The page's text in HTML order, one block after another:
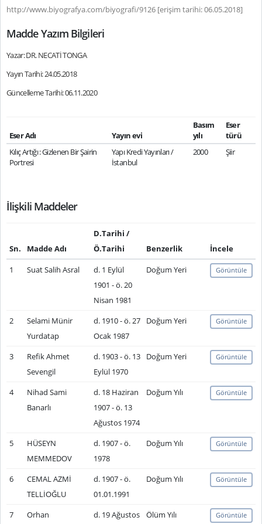
http://www.biyografya.com/biyografi/9126 [erişim tarihi: 06.05.2018]
Madde Yazım Bilgileri
Yazar: DR. NECATİ TONGA
Yayın Tarihi: 24.05.2018
Güncelleme Tarihi: 06.11.2020
Eser Adı Yayın evi
Basım
yılı
Eser
türü
Kılıç Artığı : Gizlenen Bir Şairin
Portresi
Yapı Kredi Yayınları /
İstanbul
2000 Şiir
İlişkili Maddeler
Sn. Madde Adı
D.Tarihi /
Ö.Tarihi
Benzerlik
İncele
1
Suat Salih Asral
d. 1 Eylül
1901 - ö. 20
Nisan 1981
Doğum Yeri Görüntüle
2
Selami Münir
Yurdatap
d. 1910 - ö. 27
Ocak 1987
Doğum Yeri Görüntüle
3
Refik Ahmet
Sevengil
d. 1903 - ö. 13
Eylül 1970
Doğum Yeri Görüntüle
4
Nihad Sami
Banarlı
d. 18 Haziran
1907 - ö. 13
Ağustos 1974
Doğum Yılı Görüntüle
5
HÜSEYN
MEMMEDOV
d. 1907 - ö.
1978
Doğum Yılı Görüntüle
6
CEMAL AZMİ
TELLİOĞLU
d. 1907 - ö.
01.01.1991
Doğum Yılı Görüntüle
7
Orhan
d. 19 Ağustos
Ölüm Yılı Görüntüle